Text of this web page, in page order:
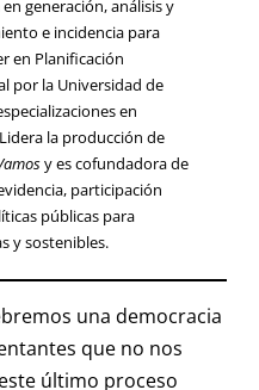
generación, análisis y
e incidencia para
en Planificación
por la Universidad de
en
la producción de
y es cofundadora de
participación
públicas para
y sostenibles.
una democracia
que no nos
último proceso